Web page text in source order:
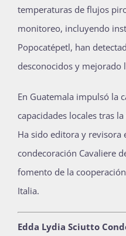
temperaturas de flujos
monitoreo, incluyendo
Popocatépetl, han
desconocidos y mejorado
En Guatemala impulsó la
capacidades locales tras
Ha sido editora y revisora
condecoración Cavaliere
fomento de la
Italia.
Edda Lydia Sciutto